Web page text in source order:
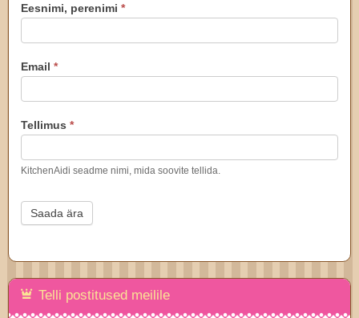
KitchenAid
tellimus
Eesnimi, perenimi *
Email *
Tellimus *
KitchenAidi seadme nimi, mida soovite tellida.
Saada ära
Telli postitused meilile